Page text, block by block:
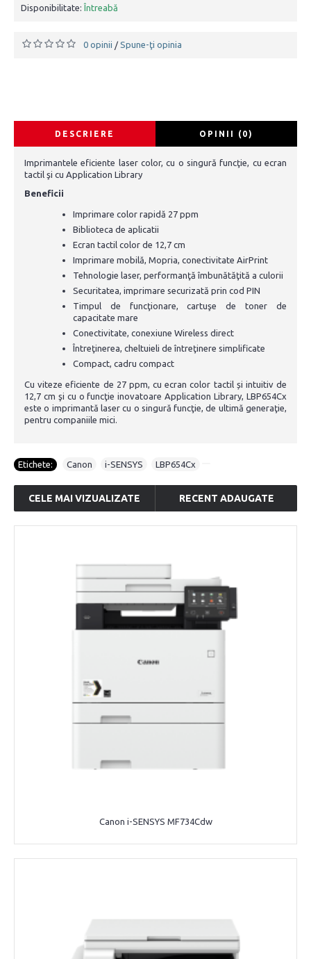
Disponibilitate: Întreabă
0 opinii / Spune-ţi opinia
DESCRIERE OPINII (0)
Imprimantele eficiente laser color, cu o singură funcţie, cu ecran
tactil şi cu Application Library
Beneficii
Imprimare color rapidă 27 ppm
Biblioteca de aplicatii
Ecran tactil color de 12,7 cm
Imprimare mobilă, Mopria, conectivitate AirPrint
Tehnologie laser, performanţă îmbunătăţită a culorii
Securitatea, imprimare securizată prin cod PIN
Timpul de funcţionare, cartuşe de toner de
capacitate mare
Conectivitate, conexiune Wireless direct
Întreţinerea, cheltuieli de întreţinere simplificate
Compact, cadru compact
Cu viteze eficiente de 27 ppm, cu ecran color tactil și intuitiv de
12,7 cm şi cu o funcţie inovatoare Application Library, LBP654Cx
este o imprimantă laser cu o singură funcţie, de ultimă generaţie,
pentru companiile mici.
Etichete: Canon i-SENSYS LBP654Cx
CELE MAI VIZUALIZATE RECENT ADAUGATE
Canon i-SENSYS MF734Cdw